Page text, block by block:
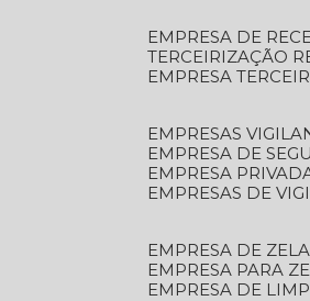
EMPRESA DE
TERCEIRIZAÇÃO
EMPRESA
EMPRESAS
EMPRESA DE
EMPRESA
EMPRESAS DE
EMPRESA DE
EMPRESA PARA
EMPRESA DE